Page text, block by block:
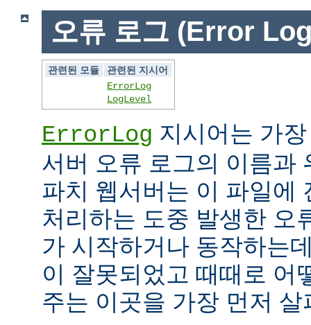
오류 로그 (Error
관련된 모듈
관련된 지시어
ErrorLog
LogLevel
ErrorLog 지시어는 가
서버 오류 로그의 이름과
파치 웹서버는 이 파일에
처리하는 도중 발생한 오
가 시작하거나 동작하는
이 잘못되었고 때때로 어
주는 이곳을 가장 먼저 살